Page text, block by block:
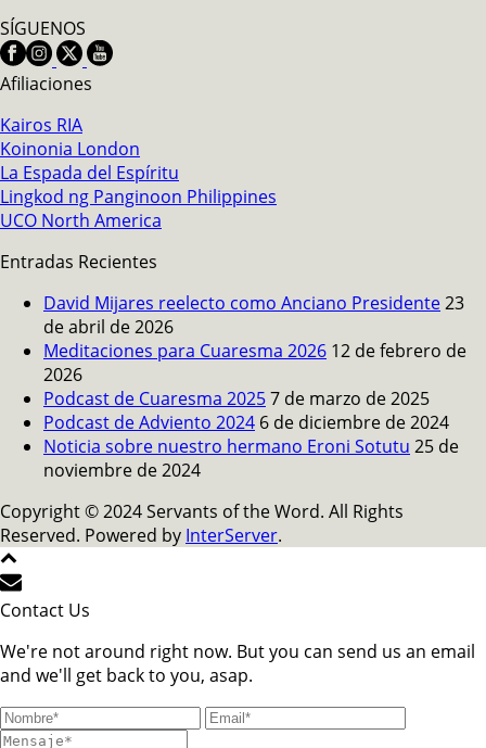
SÍGUENOS
Afiliaciones
Kairos RIA
Koinonia London
La Espada del Espíritu
Lingkod ng Panginoon Philippines
UCO North America
Entradas Recientes
David Mijares reelecto como Anciano Presidente23
de abril de 2026
Meditaciones para Cuaresma 2026 12 de febrero de
2026
Podcast de Cuaresma 20257 de marzo de 2025
Podcast de Adviento 2024 6 de diciembre de 2024
Noticia sobre nuestro hermano Eroni Sotutu 25 de
noviembre de 2024
Copyright © 2024 Servants of the Word. All Rights
Reserved. Powered by InterServer.
Contact Us
We're not around right now. But you can send us an email
and we'll get back to you, asap.